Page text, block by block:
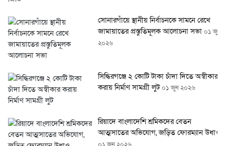
সোনারগাঁয়ে স্থানীয় নির্বাচনকে সামনে রেখে
জামায়াতের প্রস্তুতিমূলক আলোচনা সভা০১ জুন
২০২৬
সিদ্ধিরগঞ্জে ২ কোটি টাকা চাঁদা দিতে অস্বীকার
করায় নির্মাণ সামগ্রী লুট০১ জুন ২০২৬
রিয়াদে বাংলাদেশি শ্রমিকদের বেতন
আত্মসাতের অভিযোগ, জড়িত ফোরম্যান উধাও